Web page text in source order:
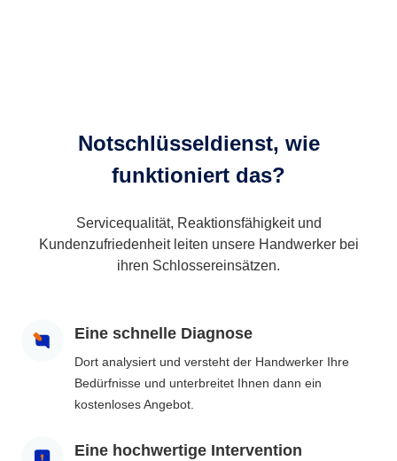
Notschlüsseldienst, wie
funktioniert das?
Servicequalität, Reaktionsfähigkeit und
Kundenzufriedenheit leiten unsere Handwerker bei
ihren Schlossereinsätzen.
Eine schnelle Diagnose
Dort analysiert und versteht der Handwerker Ihre
Bedürfnisse und unterbreitet Ihnen dann ein
kostenloses Angebot.
Eine hochwertige Intervention